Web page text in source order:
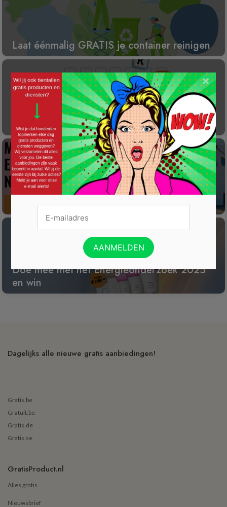
Laat éénmalig GRATIS je container reinigen
Gratis Princess elektrische kachel t.w.v. €
100
Win een wijnreis naar Spanje
Doe mee met het Energieonderzoek 2025
en win
Dagelijks alle nieuwe gratis aanbiedingen!
Gratis.be
Gratuit.be
Gratis.de
Gratis.se
GratisProduct.nl
Alles gratis
Nieuwsbrief
×